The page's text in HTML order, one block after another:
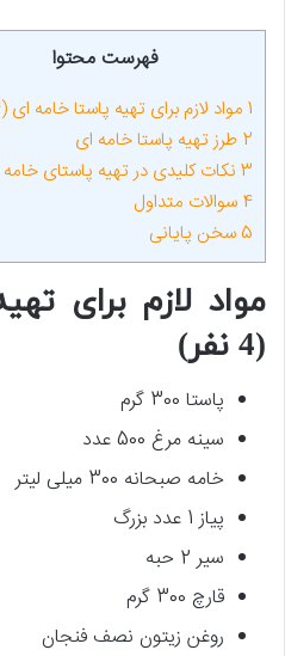
فهرست محتوا
1 مواد لازم برای تهیه پاستا خامه‌ ای (4 نفر)
2 طرز تهیه پاستا خامه ای
3 نکات کلیدی در تهیه پاستای
4 سوالات متداول
5سخن پایانی
مواد لازم برای
(4 نفر)
پاستا 300 گرم
سینه مرغ 500 عدد
خامه صبحانه 300 میلی لیتر
پیاز 1 عدد بزرگ
سیر 2 حبه
قارچ 300 گرم
روغن زیتون نصف فنجان